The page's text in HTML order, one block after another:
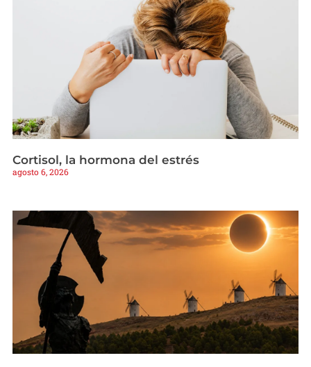
Cortisol, la hormona del estrés
agosto 6, 2026